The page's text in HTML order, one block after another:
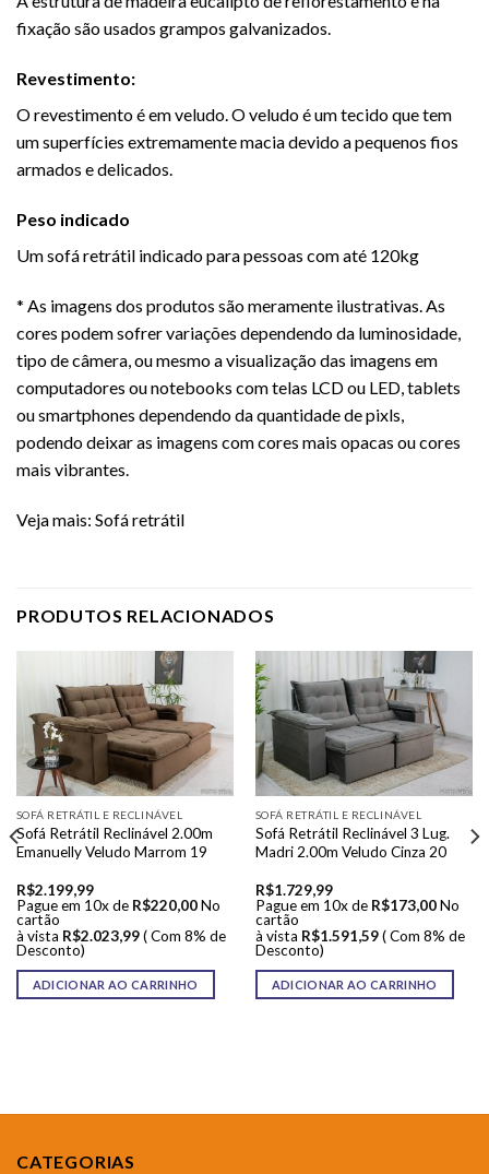
fixação são usados grampos galvanizados.
Revestimento:
O revestimento é em veludo. O veludo é um tecido que tem
um superfícies extremamente macia devido a pequenos fios
armados e delicados.
Peso indicado
Um sofá retrátil indicado para pessoas com até 120kg
* As imagens dos produtos são meramente ilustrativas. As
cores podem sofrer variações dependendo da luminosidade,
tipo de câmera, ou mesmo a visualização das imagens em
computadores ou notebooks com telas LCD ou LED, tablets
ou smartphones dependendo da quantidade de pixls,
podendo deixar as imagens com cores mais opacas ou cores
mais vibrantes.
Veja mais: Sofá retrátil
PRODUTOS RELACIONADOS
SOFÁ RETRÁTIL E RECLINÁVEL
Sofá Retrátil Reclinável 2.00m
Emanuelly Veludo Marrom 19
R$2.199,99
Pague em 10x de R$220,00 No
cartão
à vista R$2.023,99 ( Com 8% de
Desconto)
ADICIONAR AO CARRINHO
SOFÁ RETRÁTIL E RECLINÁVEL
Sofá Retrátil Reclinável 3 Lug.
Madri 2.00m Veludo Cinza 20
R$1.729,99
Pague em 10x de R$173,00 No
cartão
à vista R$1.591,59 ( Com 8% de
Desconto)
ADICIONAR AO CARRINHO
CATEGORIAS